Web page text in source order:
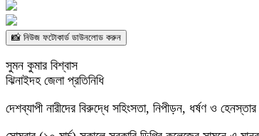
📸 নিউজ ফটোকার্ড ডাউনলোড করুন
সুমন কুমার বিশ্বাস
ঝিনাইদহ জেলা প্রতিনিধি
দেশব্যাপী নারীদের বিরুদ্ধে সহিংসতা, নিপীড়ন, ধর্ষণ ও